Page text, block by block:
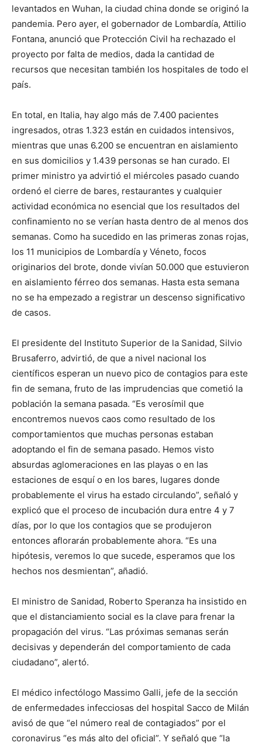
levantados en Wuhan, la ciudad china donde se originó la
pandemia. Pero ayer, el gobernador de Lombardía, Attilio
Fontana, anunció que Protección Civil ha rechazado el
proyecto por falta de medios, dada la cantidad de
recursos que necesitan también los hospitales de todo el
país.
En total, en Italia, hay algo más de 7.400 pacientes
ingresados, otras 1.323 están en cuidados intensivos,
mientras que unas 6.200 se encuentran en aislamiento
en sus domicilios y 1.439 personas se han curado. El
primer ministro ya advirtió el miércoles pasado cuando
ordenó el cierre de bares, restaurantes y cualquier
actividad económica no esencial que los resultados del
confinamiento no se verían hasta dentro de al menos dos
semanas. Como ha sucedido en las primeras zonas rojas,
los 11 municipios de Lombardía y Véneto, focos
originarios del brote, donde vivían 50.000 que estuvieron
en aislamiento férreo dos semanas. Hasta esta semana
no se ha empezado a registrar un descenso significativo
de casos.
El presidente del Instituto Superior de la Sanidad, Silvio
Brusaferro, advirtió, de que a nivel nacional los
científicos esperan un nuevo pico de contagios para este
fin de semana, fruto de las imprudencias que cometió la
población la semana pasada. “Es verosímil que
encontremos nuevos caos como resultado de los
comportamientos que muchas personas estaban
adoptando el fin de semana pasado. Hemos visto
absurdas aglomeraciones en las playas o en las
estaciones de esquí o en los bares, lugares donde
probablemente el virus ha estado circulando”, señaló y
explicó que el proceso de incubación dura entre 4 y 7
días, por lo que los contagios que se produjeron
entonces aflorarán probablemente ahora. “Es una
hipótesis, veremos lo que sucede, esperamos que los
hechos nos desmientan”, añadió.
El ministro de Sanidad, Roberto Speranza ha insistido en
que el distanciamiento social es la clave para frenar la
propagación del virus. “Las próximas semanas serán
decisivas y dependerán del comportamiento de cada
ciudadano”, alertó.
El médico infectólogo Massimo Galli, jefe de la sección
de enfermedades infecciosas del hospital Sacco de Milán
avisó de que “el número real de contagiados” por el
coronavirus “es más alto del oficial”. Y señaló que “la